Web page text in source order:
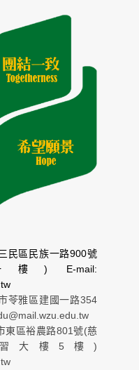
民區民族一路900號
) E-mail:
苓雅區建國一路354
東區裕農路801號(慈
大樓5樓)